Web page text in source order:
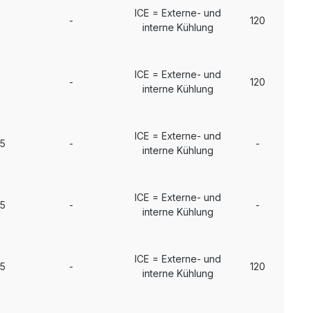
-
ICE = Externe- und
interne Kühlung
120
-
ICE = Externe- und
interne Kühlung
120
-
ICE = Externe- und
interne Kühlung
-
-
ICE = Externe- und
interne Kühlung
-
-
ICE = Externe- und
interne Kühlung
120